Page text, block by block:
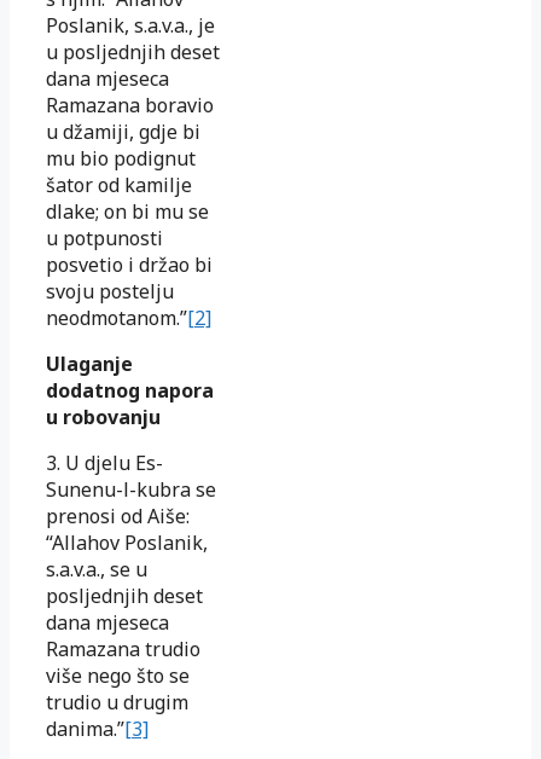
Poslanik, s.a.v.a., je
u posljednjih deset
dana mjeseca
Ramazana boravio
u džamiji, gdje bi
mu bio podignut
šator od kamilje
dlake; on bi mu se
u potpunosti
posvetio i držao bi
svoju postelju
neodmotanom.”[2]
Ulaganje
dodatnog napora
u robovanju
3. U djelu Es-
Sunenu-l-kubra se
prenosi od Aiše:
“Allahov Poslanik,
s.a.v.a., se u
posljednjih deset
dana mjeseca
Ramazana trudio
više nego što se
trudio u drugim
danima.”[3]